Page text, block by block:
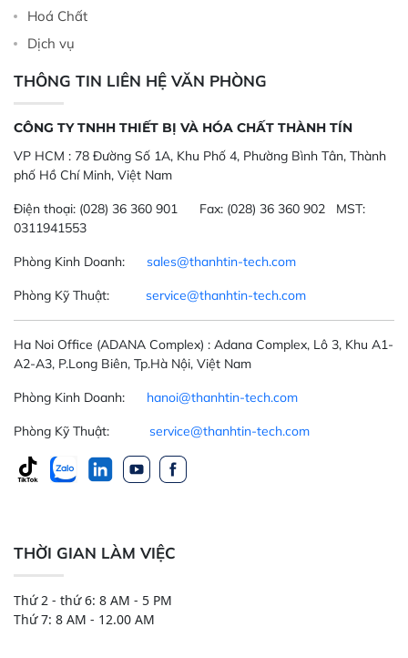
Hoá Chất
Dịch vụ
THÔNG TIN LIÊN HỆ VĂN PHÒNG
CÔNG TY TNHH THIẾT BỊ VÀ HÓA CHẤT THÀNH TÍN
VP HCM : 78 Đường Số 1A, Khu Phố 4, Phường Bình Tân, Thành
phố Hồ Chí Minh, Việt Nam
Điện thoại: (028) 36 360 901 Fax: (028) 36 360 902 MST:
0311941553
Phòng Kinh Doanh: sales@thanhtin-tech.com
Phòng Kỹ Thuật: service@thanhtin-tech.com
Ha Noi Office (ADANA Complex) : Adana Complex, Lô 3, Khu A1-
A2-A3, P.Long Biên, Tp.Hà Nội, Việt Nam
Phòng Kinh Doanh: hanoi@thanhtin-tech.com
Phòng Kỹ Thuật: service@thanhtin-tech.com
THỜI GIAN LÀM VIỆC
Thứ 2 - thứ 6: 8 AM - 5 PM
Thứ 7: 8 AM - 12.00 AM